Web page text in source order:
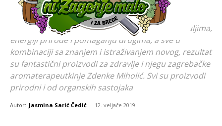
prirodno i zdravo
Kada se spoje ljubav prema biljkama, eteričnim uljima,
energiji prirode i pomaganju drugima, a sve u
kombinaciji sa znanjem i istraživanjem novog, rezultat
su fantastični proizvodi za zdravlje i njegu zagrebačke
aromaterapeutkinje Zdenke Miholić. Svi su proizvodi
prirodni i od organskih sastojaka
Autor: Jasmina Sarić Čedić - 12. veljače 2019.